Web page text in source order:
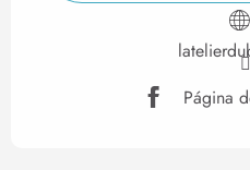
Página